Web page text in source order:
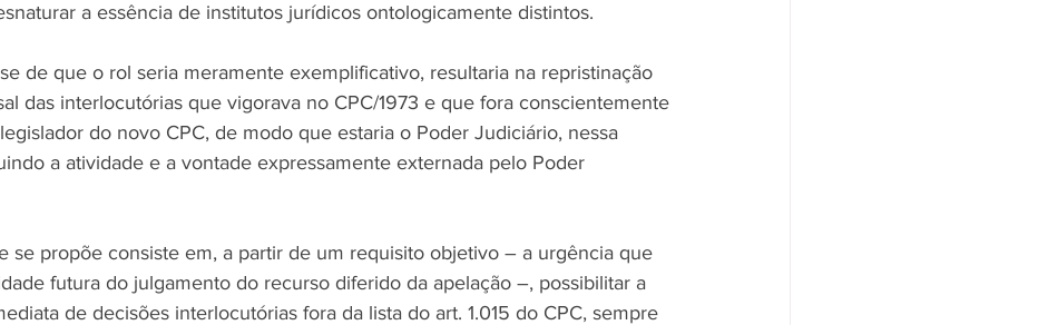
a essência de institutos jurídicos ontologicamente distintos.
de que o rol seria meramente exemplificativo, resultaria na repristinação
das interlocutórias que vigorava no CPC/1973 e que fora conscientemente
do novo CPC, de modo que estaria o Poder Judiciário, nessa
a atividade e a vontade expressamente externada pelo Poder
se propõe consiste em, a partir de um requisito objetivo – a urgência que
futura do julgamento do recurso diferido da apelação –, possibilitar a
de decisões interlocutórias fora da lista do art. 1.015 do CPC, sempre